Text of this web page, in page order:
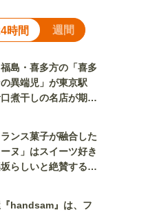
時間 週間
島・喜多方の「喜多
異端児」が東京駅
煮干しの名店が期間
ンス菓子が融合した
ーヌ」はスイーツ好き
らしいと絶賛する逸
handsam』は、フ